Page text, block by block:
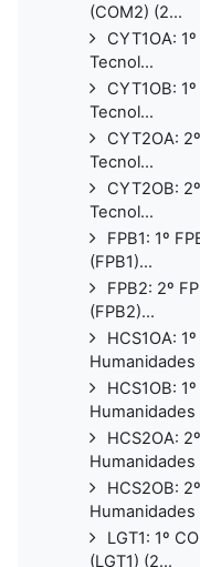
(COM2) (2...
CYT1OA:
Tecnol...
CYT1OB:
Tecnol...
CYT2OA:
Tecnol...
CYT2OB:
Tecnol...
FPB1: 1º
(FPB1)...
FPB2: 2º
(FPB2)...
HCS1OA:
Humanidades
HCS1OB:
Humanidades
HCS2OA:
Humanidades
HCS2OB:
Humanidades
LGT1: 1º
(LGT1) (2...